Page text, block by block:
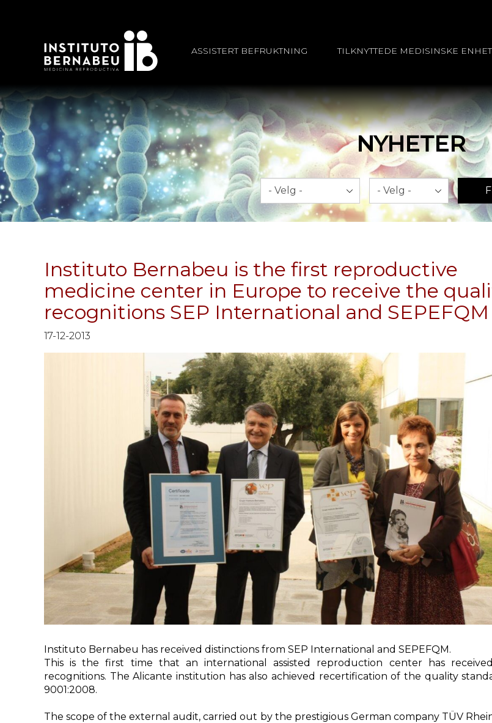
ASSISTERT BEFRUKTNING TILKNYTTEDE MEDISINSKE
NYHETER
Måned
Instituto Bernabeu is the first reproductive
medicine center in Europe to receive the
recognitions SEP International and SEPEFQM
17-12-2013
Instituto Bernabeu has received distinctions from SEP International and SEPEFQM.
This is the first time that an international assisted reproduction center has
recognitions. The Alicante institution has also achieved recertification of the quality
9001:2008.
The scope of the external audit, carried out by the prestigious German company TÜV